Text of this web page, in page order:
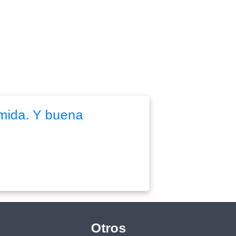
Y buena
Otros